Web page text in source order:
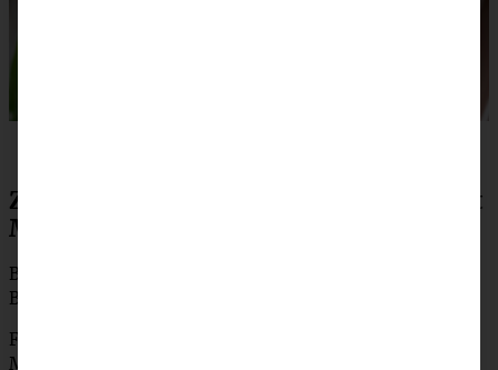
Zubereitung Mirabellen-Käsekuchen mit
Mandel-Haferflocken-Streuseln
Backofen auf 175 °C (150 °C Umluft) vorheizen, die
Backform ausfetten, bzw. mit Backpapier auslegen.
Für den Streuselteig die Haferflocken, das Mehl, Zucker,
Mandeln, Butter, Backpulver in eine Schüssel geben und